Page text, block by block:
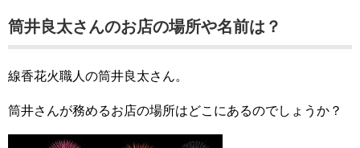
筒井良太さんのお店の場所や名前は？
線香花火職人の筒井良太さん。
筒井さんが務めるお店の場所はどこにあるのでしょうか？